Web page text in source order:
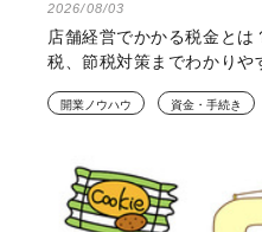
2026/08/03
店舗経営でかかる税金と
税、節税対策までわかりや
開業ノウハウ 資金・手続き